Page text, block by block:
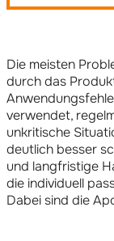
Die meisten
durch das
verwendet,
unkritische
deutlich besser
und langfristige
die individuell
Dabei sind die